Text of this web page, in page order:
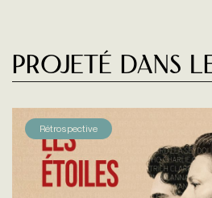
Projeté dans
Rétrospective